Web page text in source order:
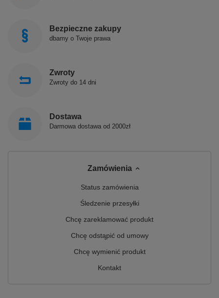
Bezpieczne zakupy
dbamy o Twoje prawa
Zwroty
Zwroty do 14 dni
Dostawa
Darmowa dostawa od 2000zł
Zamówienia
Status zamówienia
Śledzenie przesyłki
Chcę zareklamować produkt
Chcę odstąpić od umowy
Chcę wymienić produkt
Kontakt